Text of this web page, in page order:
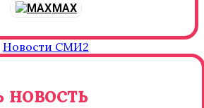
MAX
Новости СМИ2